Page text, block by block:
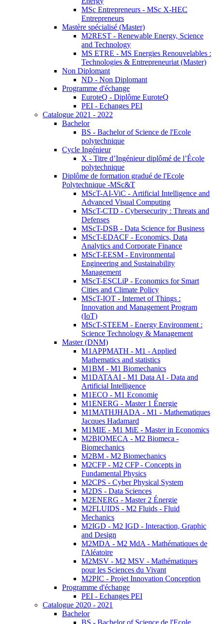
MSc Entrepreneurs - MSc X-HEC
Entrepreneurs
Mastère spécialisé (Master)
M2REST - Renewable Energy, Science
and Technology
MS ETRE - MS Energies Renouvelables :
Technologies & Entrepreneuriat (Master)
Non Diplomant
ND - Non Diplomant
Programme d'échange
EuroteQ - Diplôme EuroteQ
PEI - Echanges PEI
Catalogue 2021 - 2022
Bachelor
BS - Bachelor of Science de l'Ecole
polytechnique
Cycle Ingénieur
X - Titre d’Ingénieur diplômé de l’École
polytechnique
Diplôme de formation gradué de l'Ecole
Polytechnique -MSc&T
MScT-AI-ViC - Artificial Intelligence and
Advanced Visual Computing
MScT-CTD - Cybersecurity : Threats and
Defenses
MScT-DSB - Data Science for Business
MScT-EDACF - Economics, Data
Analytics and Corporate Finance
MScT-EESM - Environmental
Engineering and Sustainability
Management
MScT-ESCLiP - Economics for Smart
Cities and Climate Policy
MScT-IOT - Internet of Things :
Innovation and Management Program
(IoT)
MScT-STEEM - Energy Environment :
Science Technology & Management
Master (DNM)
M1APPMATH - M1 - Applied
Mathematics and statistics
M1BM - M1 Biomechanics
M1DATAAI - M1 Data AI - Data and
Artificial Intelligence
M1ECO - M1 Economie
M1ENERG - Master 1 Énergie
M1MATHJHADA - M1 - Mathematiques
Jacques Hadamard
M1MIE - M1 MiE - Master in Economics
M2BIOMECA - M2 Biomeca -
Biomechanics
M2BM - M2 Biomechanics
M2CFP - M2 CFP - Concepts in
Fundamental Physics
M2CPS - Cyber Physical System
M2DS - Data Sciences
M2ENERG - Master 2 Énergie
M2FLUIDS - M2 Fluids - Fluid
Mechanics
M2IGD - M2 IGD - Interaction, Graphic
and Design
M2MDA - M2 MdA - Mathématiques de
l'Aléatoire
M2MSV - M2 MSV - Mathématiques
pour les Sciences du Vivant
M2PIC - Projet Innovation Conception
Programme d'échange
PEI - Echanges PEI
Catalogue 2020 - 2021
Bachelor
BS - Bachelor of Science de l'Ecole